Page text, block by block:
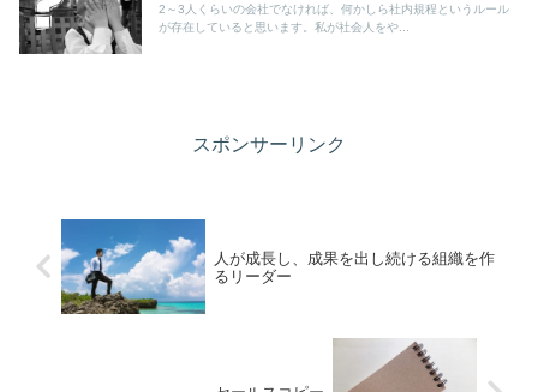
2～3人くらいの会社でなければ、何かしら社内規程というルール
が存在していると思います。私が社会人をや...
スポンサーリンク
人が成長し、成果を出し続ける組織を作
るリーダー